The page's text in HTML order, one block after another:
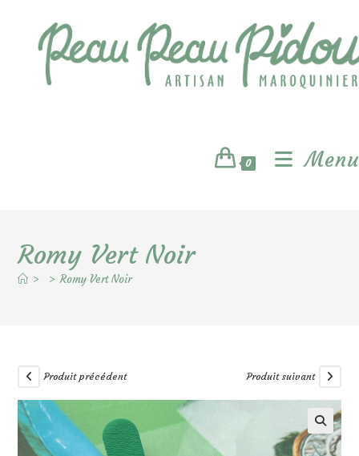
0 Menu
Romy Vert Noir
> > Romy Vert Noir
Produit précédent Produit suivant
🔍